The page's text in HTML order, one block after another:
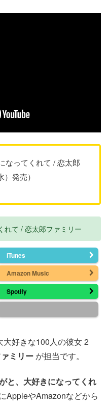
なってくれて / 恋太郎
発売）
れて / 恋太郎ファミリー
iTunes
Amazon Music
Spotify
好きな100人の彼女 2
ミリー が担当です。
と、大好きになってくれ
AppleやAmazonなどから